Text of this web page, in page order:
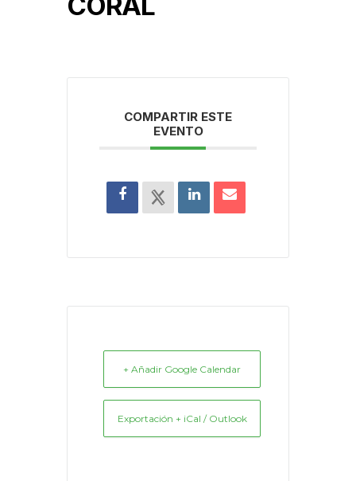
COMPARTIR ESTE
EVENTO
+ Añadir Google Calendar
Exportación + iCal / Outlook